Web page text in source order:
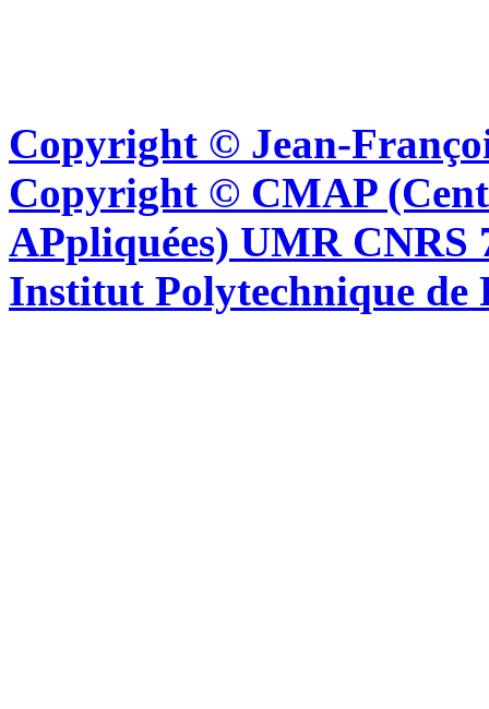
Copyright © Jean-
Copyright © CMAP
APpliquées) UMR CNRS
Institut Polytechnique de